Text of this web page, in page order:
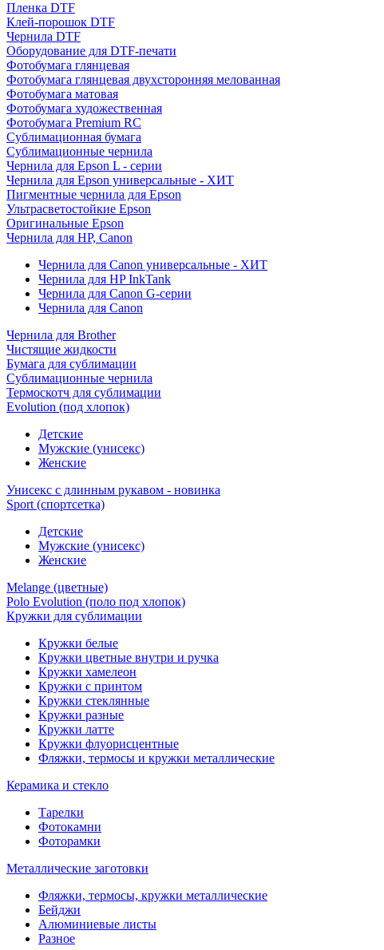
Пленка DTF
Клей-порошок DTF
Чернила DTF
Оборудование для DTF-печати
Фотобумага глянцевая
Фотобумага глянцевая двухсторонняя мелованная
Фотобумага матовая
Фотобумага художественная
Фотобумага Premium RC
Сублимационная бумага
Сублимационные чернила
Чернила для Epson L - серии
Чернила для Epson универсальные - ХИТ
Пигментные чернила для Epson
Ультрасветостойкие Epson
Оригинальные Epson
Чернила для HP, Canon
Чернила для Canon универсальные - ХИТ
Чернила для HP InkTank
Чернила для Canon G-серии
Чернила для Canon
Чернила для Brother
Чистящие жидкости
Бумага для сублимации
Сублимационные чернила
Термоскотч для сублимации
Evolution (под хлопок)
Детские
Мужские (унисекс)
Женские
Унисекс с длинным рукавом - новинка
Sport (спортсетка)
Детские
Мужские (унисекс)
Женские
Melange (цветные)
Polo Evolution (поло под хлопок)
Кружки для сублимации
Кружки белые
Кружки цветные внутри и ручка
Кружки хамелеон
Кружки c принтом
Кружки стеклянные
Кружки разные
Кружки латте
Кружки флуорисцентные
Фляжки, термосы и кружки металлические
Керамика и стекло
Тарелки
Фотокамни
Фоторамки
Металлические заготовки
Фляжки, термосы, кружки металлические
Бейджи
Алюминиевые листы
Разное